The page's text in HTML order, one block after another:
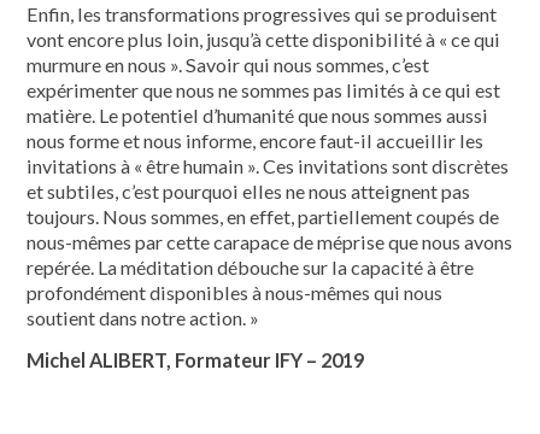
Enfin, les transformations progressives qui se produisent
vont encore plus loin, jusqu’à cette disponibilité à « ce qui
murmure en nous ». Savoir qui nous sommes, c’est
expérimenter que nous ne sommes pas limités à ce qui est
matière. Le potentiel d’humanité que nous sommes aussi
nous forme et nous informe, encore faut-il accueillir les
invitations à « être humain ». Ces invitations sont discrètes
et subtiles, c’est pourquoi elles ne nous atteignent pas
toujours. Nous sommes, en effet, partiellement coupés de
nous-mêmes par cette carapace de méprise que nous avons
repérée. La méditation débouche sur la capacité à être
profondément disponibles à nous-mêmes qui nous
soutient dans notre action. »
Michel ALIBERT, Formateur IFY – 2019